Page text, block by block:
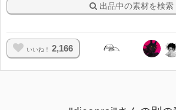
出品中の素材を検索
いいね！ 2,166